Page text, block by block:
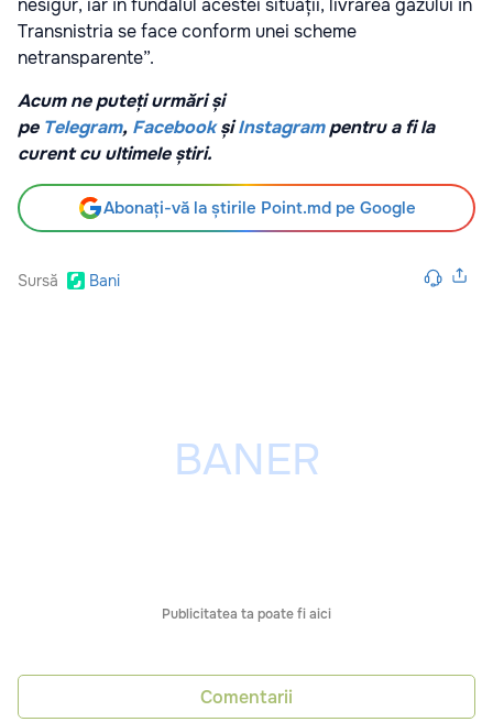
nesigur, iar în fundalul acestei situații, livrarea gazului în
Transnistria se face conform unei scheme
netransparente”.
Acum ne puteți urmări și
pe Telegram, FacebookșiInstagrampentru a fi la
curent cu ultimele știri.
Abonați-vă la știrile Point.md pe Google
Sursă Bani
Publicitatea ta poate fi aici
Comentarii